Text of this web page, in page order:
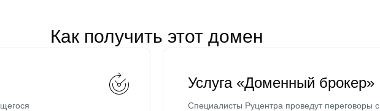
Как получить этот домен
Услуга «Доменный брокер»
Специалисты Руцентра проведут переговоры с